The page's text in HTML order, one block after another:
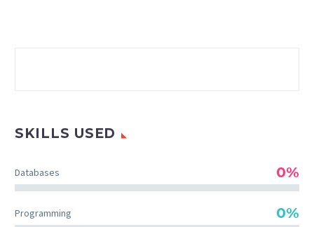
SKILLS USED
Databases 0%
Programming 0%